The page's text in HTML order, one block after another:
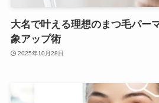
大名で叶える理想のまつ毛パー
象アップ術
2025年10月28日